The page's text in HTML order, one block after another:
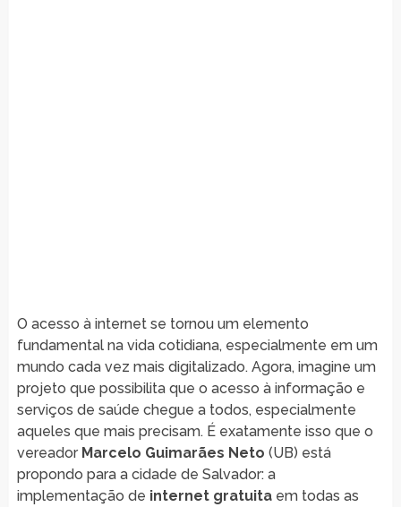
O acesso à internet se tornou um elemento
fundamental na vida cotidiana, especialmente em um
mundo cada vez mais digitalizado. Agora, imagine um
projeto que possibilita que o acesso à informação e
serviços de saúde chegue a todos, especialmente
aqueles que mais precisam. É exatamente isso que o
vereador Marcelo Guimarães Neto (UB) está
propondo para a cidade de Salvador: a
implementação de internet gratuitaem todas as